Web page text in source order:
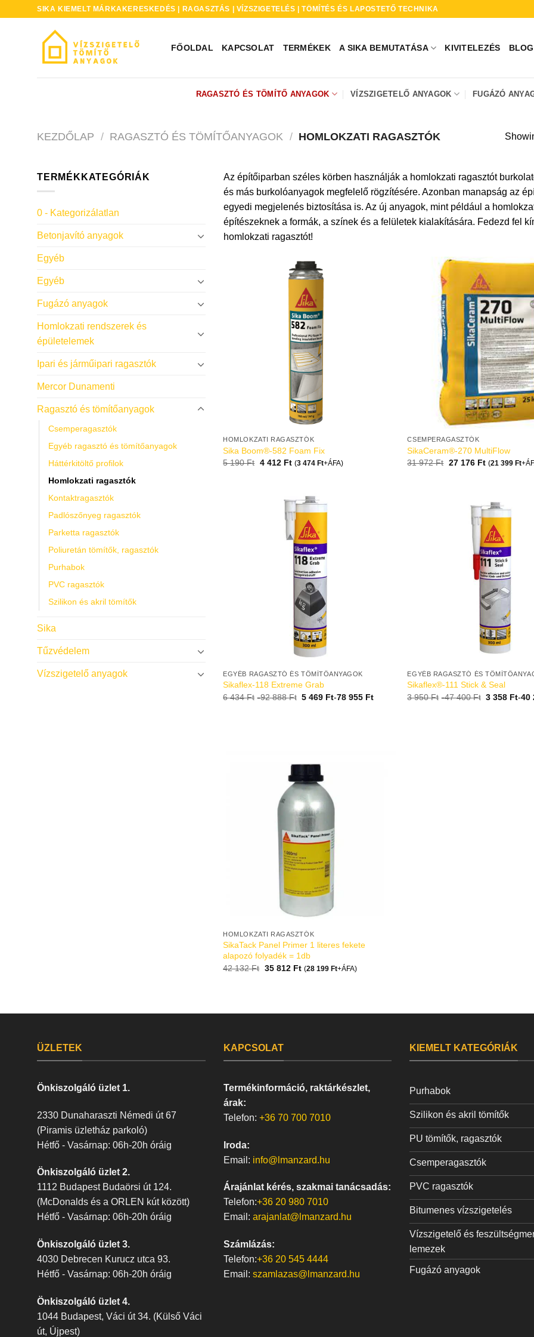
SIKA KIEMELT MÁRKAKERESKEDÉS | RAGASZTÁS | VÍZSZIGETELÉS | TÖMÍTÉS ÉS LAPOSTETŐ TECHNIKA
FŐOLDAL KAPCSOLAT TERMÉKEK A SIKA BEMUTATÁSA KIVITELEZÉS BLOG
RAGASZTÓ ÉS TÖMÍTŐ ANYAGOK VÍZSZIGETELŐ ANYAGOK FUGÁZÓ
KEZDŐLAP / RAGASZTÓ ÉS TÖMÍTŐANYAGOK / HOMLOKZATI RAGASZTÓK
TERMÉKKATEGÓRIÁK
0 - Kategorizálatlan
Betonjavító anyagok
Egyéb
Egyéb
Fugázó anyagok
Homlokzati rendszerek és
épületelemek
Ipari és járműipari ragasztók
Mercor Dunamenti
Ragasztó és tömítőanyagok
Csemperagasztók
Egyéb ragasztó és tömítőanyagok
Háttérkitöltő profilok
Homlokzati ragasztók
Kontaktragasztók
Padlószőnyeg ragasztók
Parketta ragasztók
Poliuretán tömítők, ragasztók
Purhabok
PVC ragasztók
Szilikon és akril tömítők
Sika
Tűzvédelem
Vízszigetelő anyagok
Az építőiparban széles körben használják a homlokzati ragasztót
és más burkolóanyagok megfelelő rögzítésére. Azonban manapság az
egyedi megjelenés biztosítása is. Az új anyagok, mint például a
építészeknek a formák, a színek és a felületek kialakítására. Fedezd fel
homlokzati ragasztót!
HOMLOKZATI RAGASZTÓK
Sika Boom®-582 Foam Fix
5 190Ft 4 412 Ft (3 474 Ft+ÁFA)
CSEMPERAGASZTÓK
SikaCeram®-270 MultiFlow
31 972Ft 27 176 Ft (21 399 Ft
EGYÉB RAGASZTÓ ÉS TÖMÍTŐANYAGOK
Sikaflex-118 Extreme Grab
6 434Ft -92 888Ft 5 469 Ft-78 955 Ft
EGYÉB RAGASZTÓ ÉS
Sikaflex®-111 Stick & Seal
3 950Ft -47 400Ft 3 358 Ft-40
HOMLOKZATI RAGASZTÓK
SikaTack Panel Primer 1 literes fekete
alapozó folyadék = 1db
42 132Ft 35 812 Ft (28 199 Ft+ÁFA)
ÜZLETEK
Önkiszolgáló üzlet 1.
2330 Dunaharaszti Némedi út 67
(Piramis üzletház parkoló)
Hétfő - Vasárnap: 06h-20h óráig
Önkiszolgáló üzlet 2.
1112 Budapest Budaörsi út 124.
(McDonalds és a ORLEN kút között)
Hétfő - Vasárnap: 06h-20h óráig
Önkiszolgáló üzlet 3.
4030 Debrecen Kurucz utca 93.
Hétfő - Vasárnap: 06h-20h óráig
Önkiszolgáló üzlet 4.
1044 Budapest, Váci út 34. (Külső Váci
út, Újpest)
KAPCSOLAT
Termékinformáció, raktárkészlet,
árak:
Telefon: +36 70 700 7010
Iroda:
Email: info@lmanzard.hu
Árajánlat kérés, szakmai tanácsadás:
Telefon:+36 20 980 7010
Email: arajanlat@lmanzard.hu
Számlázás:
Telefon:+36 20 545 4444
Email: szamlazas@lmanzard.hu
KIEMELT KATEGÓRIÁK
Purhabok
Szilikon és akril tömítők
PU tömítők, ragasztók
Csemperagasztók
PVC ragasztók
Bitumenes vízszigetelés
Vízszigetelő és
lemezek
Fugázó anyagok